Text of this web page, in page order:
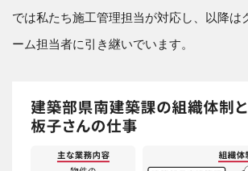
では私たち施工管理担当が対応し、以降は
ーム担当者に引き継いでいます。